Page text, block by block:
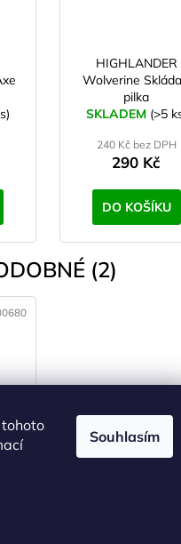
Souhlasím
HIGHLANDER
Wolverine
pilka
SKLADEM (>5
240 Kč bez DPH
290 Kč
DO KOŠÍKU
(2)